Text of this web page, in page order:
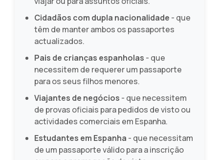
Cidadãos com dupla nacionalidade - que
têm de manter ambos os passaportes
actualizados.
Pais de crianças espanholas - que
necessitem de requerer um passaporte
para os seus filhos menores.
Viajantes de negócios - que necessitem
de provas oficiais para pedidos de visto ou
actividades comerciais em Espanha.
Estudantes em Espanha - que necessitam
de um passaporte válido para a inscrição